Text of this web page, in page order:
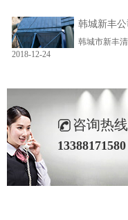
2018-12-24
咨询热线
13388171580